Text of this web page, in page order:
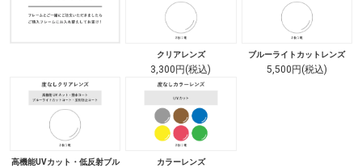
クリアレンズ
3,300円(税込)
ブルーライトカットレンズ
5,500円(税込)
高機能UVカット・低反射ブル
カラーレンズ